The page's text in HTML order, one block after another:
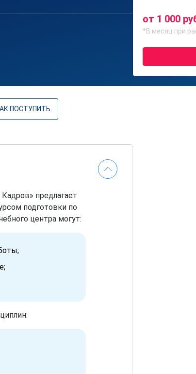
от 1 000
*В месяц при
ПОСТУПИТЬ
предлагает
подготовки по
центра могут: